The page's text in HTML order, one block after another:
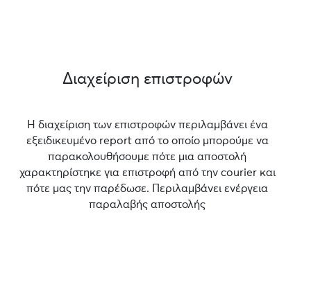
Διαχείριση επιστροφών
Η διαχείριση των επιστροφών περιλαμβάνει ένα
εξειδικευμένο report από το οποίο μπορούμε να
παρακολουθήσουμε πότε μια αποστολή
χαρακτηρίστηκε για επιστροφή από την courier και
πότε μας την παρέδωσε. Περιλαμβάνει ενέργεια
παραλαβής αποστολής